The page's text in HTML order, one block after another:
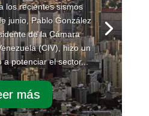
los recientes sismos
junio, Pablo González
de la Cámara
(CIV), hizo un
a potenciar el sector...
más